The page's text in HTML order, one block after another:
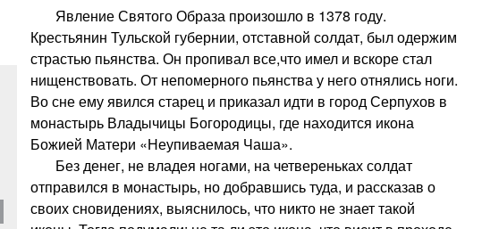
Явление Святого Образа произошло в 1378 году.
Крестьянин Тульской губернии, отставной солдат, был одержим
страстью пьянства. Он пропивал все,что имел и вскоре стал
нищенствовать. От непомерного пьянства у него отнялись ноги.
Во сне ему явился старец и приказал идти в город Серпухов в
монастырь Владычицы Богородицы, где находится икона
Божией Матери «Неупиваемая Чаша».
Без денег, не владея ногами, на четвереньках солдат
отправился в монастырь, но добравшись туда, и рассказав о
своих сновидениях, выяснилось, что никто не знает такой